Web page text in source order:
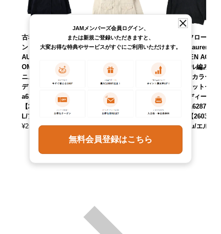
古着 ラルフローレ
ン Ralph Lauren L
AUREN JEANS C
OMPANY 濃紺 デ
ニムジャケット レ
ディースL相当 /ea
a632004 【中古】
【260411】 【ADE
L/アデル】
¥25,190(税込)
古着 ラルフローレ
ン Ralph Lauren
MPANY コットン
ースS相当 /eaa635
559 【中古】 【26
デル】 【GR-NV】
¥10,890(税込)
古着 ラルフローレ
ン Ralph Lauren L
-RL LAUREN ACTI
VE ケーブル編み
スキッパーカラー
コットンニットセ
ーター レディース
M相当 /eaa628701
【中古】 【26033
0】 【Elulu/エル
JAMメンバーズ会員ログイン、
または新規ご登録いただきますと、
大変お得な特典やサービスがすぐにご利用いただけます。
無料会員登録はこちら